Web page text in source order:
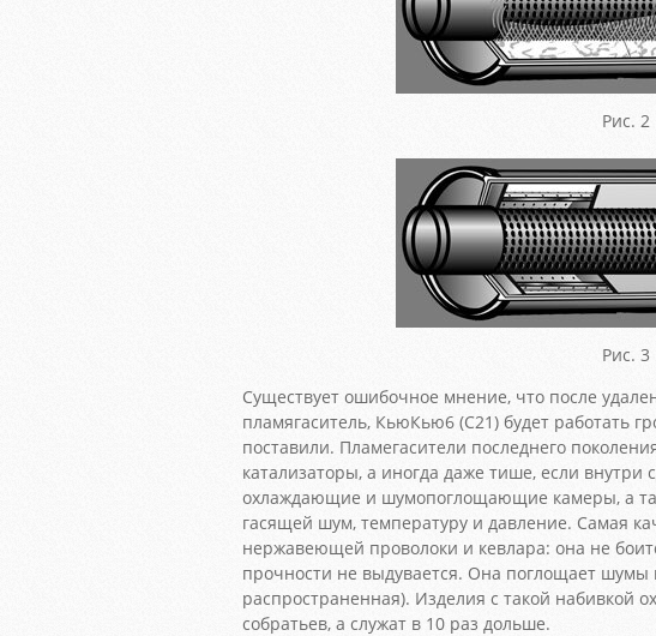
Рис. 2
Рис. 3
Существует ошибочное мнение, что после
пламягаситель, КьюКью6 (С21) будет работать
поставили. Пламегасители последнего
катализаторы, а иногда даже тише, если
охлаждающие и шумопоглощающие камеры, а
гасящей шум, температуру и давление. Самая
нержавеющей проволоки и кевлара: она не
прочности не выдувается. Она поглощает шумы
распространенная). Изделия с такой набивкой
собратьев, а служат в 10 раз дольше.